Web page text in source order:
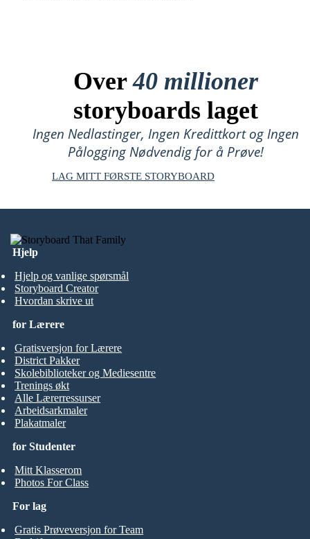
Over40 millioner
storyboards laget
Ingen Nedlastinger, Ingen Kredittkort og Ingen
Pålogging Nødvendig for å Prøve!
LAG MITT FØRSTE STORYBOARD
Hjelp
Hjelp og vanlige spørsmål
Storyboard Creator
Hvordan skrive ut
for Studenter
Mitt Klasserom
Photos For Class
for Lærere
Gratisversjon for Lærere
District Pakker
Skolebiblioteker og Mediesentre
Trenings økt
Alle Lærerressurser
Arbeidsarkmaler
Plakatmaler
For lag
Gratis Prøveversjon for Team